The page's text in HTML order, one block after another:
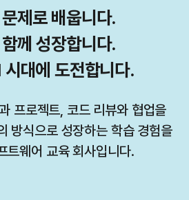
제로 배웁니다.
께 성장합니다.
대에 도전합니다.
프로젝트, 코드 리뷰와 협업을
방식으로 성장하는 학습 경험을
트웨어 교육 회사입니다.